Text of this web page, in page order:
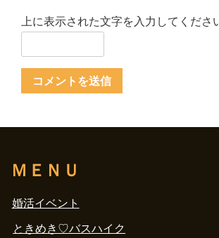
上に表示された文字を入力してくださ
ＭＥＮＵ
婚活イベント
ときめき♡バスハイク